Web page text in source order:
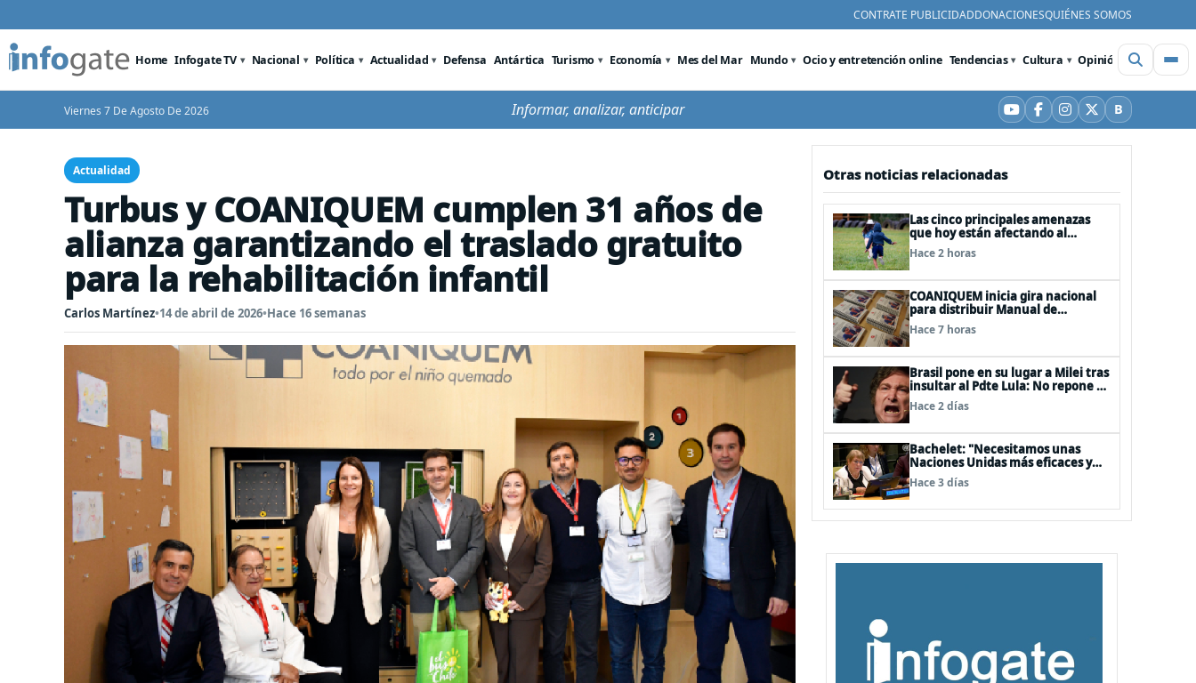
CONTRATE PUBLICIDADDONACIONESQUIÉNES SOMOS
Home Infogate TV Nacional Política Actualidad Defensa Antártica Turismo Economía Mes del Mar Mundo Ocio y entretención online Tendencias Cultura Opinión Videos
Viernes 7 De Agosto De 2026 Informar, analizar, anticipar YouTube
Facebook
Instagram
X BBluesky
Actualidad
Turbus y COANIQUEM cumplen 31 años de
alianza garantizando el traslado gratuito
para la rehabilitación infantil
Carlos Martínez•14 de abril de 2026•Hace 16 semanas
Otras noticias relacionadas
Las cinco principales amenazas
que hoy están afectando al
desarrollo de los niños en Chile
Hace 2 horas
COANIQUEM inicia gira nacional
para distribuir Manual de
Quemaduras a profesionales de la
salud
Hace 7 horas
Brasil pone en su lugar a Milei tras
insultar al Pdte Lula: No repone al
embajador en BBSS y rebaja la
relación bilateral
Hace 2 días
Bachelet: "Necesitamos unas
Naciones Unidas más eficaces y
cercanas a las personas"
Hace 3 días